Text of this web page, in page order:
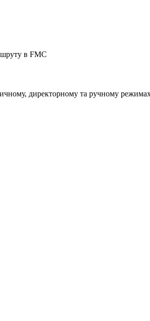
в FMC
директорному та ручному